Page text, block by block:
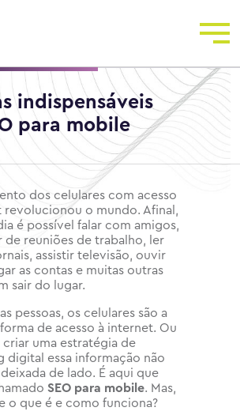
indispensáveis
para mobile
dos celulares com acesso
revolucionou o mundo. Afinal,
é possível falar com amigos,
de reuniões de trabalho, ler
assistir televisão, ouvir
as contas e muitas outras
sair do lugar.
pessoas, os celulares são a
de acesso à internet. Ou
criar uma estratégia de
digital essa informação não
de lado. É aqui que
SEO para mobile. Mas,
o que é e como funciona?